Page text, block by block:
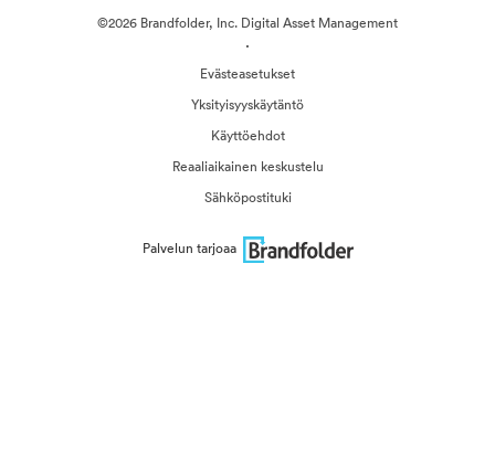
©2026 Brandfolder, Inc. Digital Asset Management
·
Evästeasetukset
Yksityisyyskäytäntö
Käyttöehdot
Reaaliaikainen keskustelu
Sähköpostituki
Palvelun tarjoaa